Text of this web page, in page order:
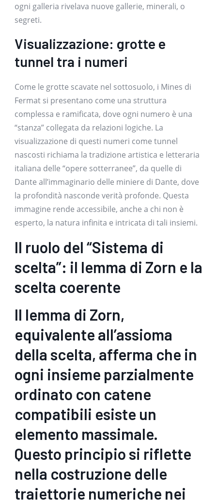
ogni galleria rivelava nuove gallerie, minerali, o
segreti.
Visualizzazione: grotte e
tunnel tra i numeri
Come le grotte scavate nel sottosuolo, i Mines di
Fermat si presentano come una struttura
complessa e ramificata, dove ogni numero è una
“stanza” collegata da relazioni logiche. La
visualizzazione di questi numeri come tunnel
nascosti richiama la tradizione artistica e letteraria
italiana delle “opere sotterranee”, da quelle di
Dante all’immaginario delle miniere di Dante, dove
la profondità nasconde verità profonde. Questa
immagine rende accessibile, anche a chi non è
esperto, la natura infinita e intricata di tali insiemi.
Il ruolo del “Sistema di
scelta”: il lemma di Zorn e la
scelta coerente
Il lemma di Zorn,
equivalente all’assioma
della scelta, afferma che in
ogni insieme parzialmente
ordinato con catene
compatibili esiste un
elemento massimale.
Questo principio si riflette
nella costruzione delle
traiettorie numeriche nei